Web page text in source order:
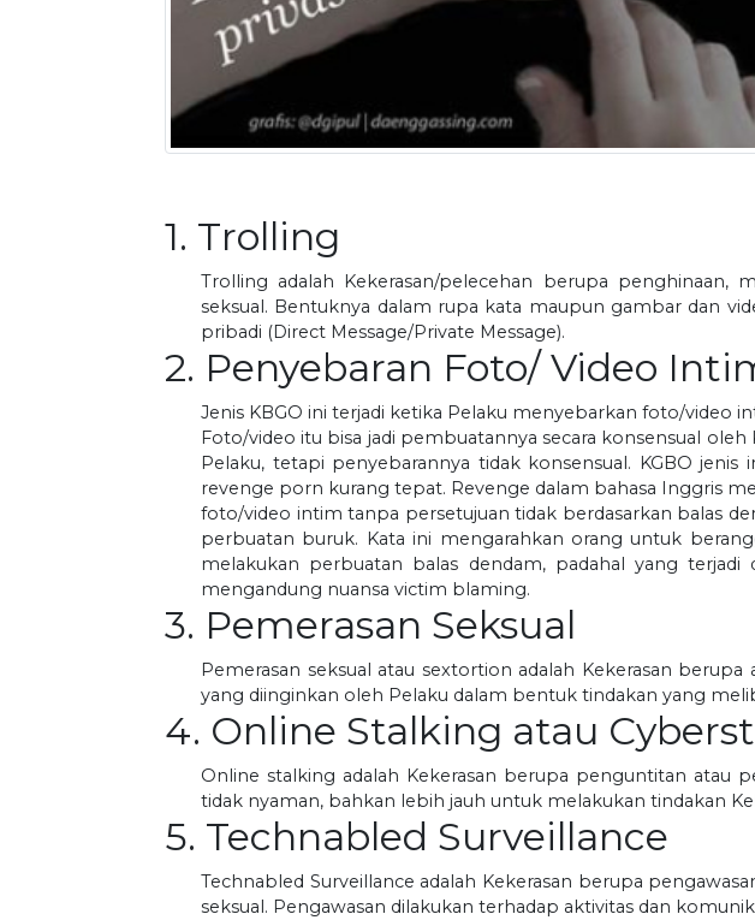
1. Trolling
Trolling adalah Kekerasan/pelecehan berupa penghinaan,
seksual. Bentuknya dalam rupa kata maupun gambar dan
pribadi (Direct Message/Private Message).
2. Penyebaran Foto/ Video
Jenis KBGO ini terjadi ketika Pelaku menyebarkan foto/video
Foto/video itu bisa jadi pembuatannya secara konsensual
Pelaku, tetapi penyebarannya tidak konsensual. KGBO
revenge porn kurang tepat. Revenge dalam bahasa Inggris
foto/video intim tanpa persetujuan tidak berdasarkan balas
perbuatan buruk. Kata ini mengarahkan orang untuk
melakukan perbuatan balas dendam, padahal yang
mengandung nuansa victim blaming.
3. Pemerasan Seksual
Pemerasan seksual atau sextortion adalah Kekerasan
yang diinginkan oleh Pelaku dalam bentuk tindakan yang
4. Online Stalking atau
Online stalking adalah Kekerasan berupa penguntitan atau
tidak nyaman, bahkan lebih jauh untuk melakukan tindakan
5. Technabled Surveillance
Technabled Surveillance adalah Kekerasan berupa
seksual. Pengawasan dilakukan terhadap aktivitas dan